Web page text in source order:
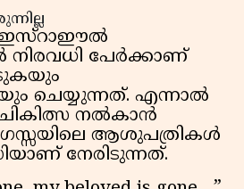
ഇസ്റാഈൽ
പേർക്കാണ്
ചെയ്യുന്നത്. എന്നാൽ
ചികിത്സ നൽകാൻ
ഗസ്സയിലെ ആശുപത്രികൾ
നേരിടുന്നത്.